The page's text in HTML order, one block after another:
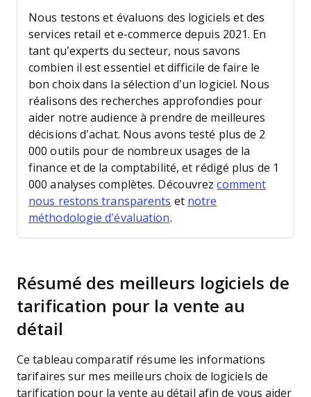
Nous testons et évaluons des logiciels et des
services retail et e-commerce depuis 2021. En
tant qu’experts du secteur, nous savons
combien il est essentiel et difficile de faire le
bon choix dans la sélection d’un logiciel. Nous
réalisons des recherches approfondies pour
aider notre audience à prendre de meilleures
décisions d’achat. Nous avons testé plus de 2
000 outils pour de nombreux usages de la
finance et de la comptabilité, et rédigé plus de 1
000 analyses complètes. Découvrezcomment
nous restons transparents et notre
méthodologie d’évaluation.
Résumé des meilleurs logiciels de
tarification pour la vente au
détail
Ce tableau comparatif résume les informations
tarifaires sur mes meilleurs choix de logiciels de
tarification pour la vente au détail afin de vous aider